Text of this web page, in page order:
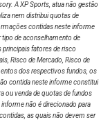
A XP Sports, atua não gestão
nem distribui quotas de
contidas neste informe
de aconselhamento de
fatores de risco
Risco de Mercado, Risco de
dos respectivos fundos, os
contida neste informe constitui
ou venda de quotas de fundos
não é direcionado para
as quais não devem ser